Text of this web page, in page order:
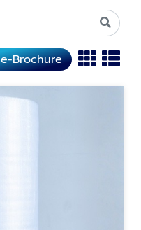
e-Brochure